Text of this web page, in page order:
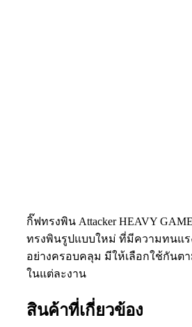
กิ๊ฟทรงพิน Attacker HEAVY
ทรงพินรูปแบบใหม่ ที่มีความทนแร
อย่างครอบคลุม มีให้เลือกใช้กันต
ในแต่ละงาน
สินค้าที่เกี่ยวข้อง